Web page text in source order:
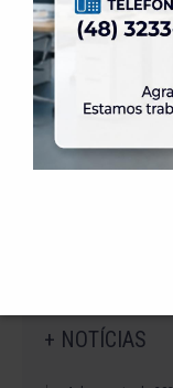
Jogo: ELASE 0 X
Data: 20/05/2017
Jogo: ELASE 3 X
+ NOTÍCIAS